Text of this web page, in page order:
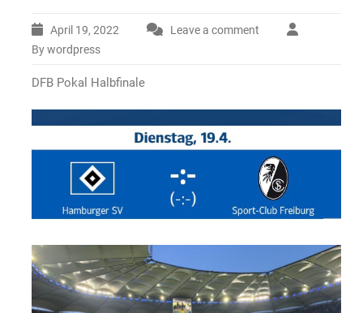
April 19, 2022
Leave a comment
By wordpress
DFB Pokal Halbfinale